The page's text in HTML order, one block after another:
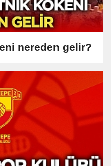
nereden gelir?